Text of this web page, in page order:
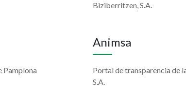
Biziberritzen, S.A.
Pamplona
Animsa
Portal de transparencia de
S.A.